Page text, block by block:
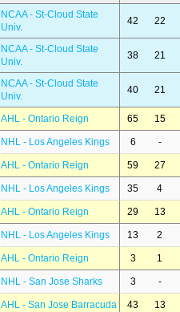
NCAA - St-Cloud State
Univ.
42 22
NCAA - St-Cloud State
Univ.
38 21
NCAA - St-Cloud State
Univ.
40 21
AHL - Ontario Reign 65 15
NHL - Los Angeles Kings 6 -
AHL - Ontario Reign 59 27
NHL - Los Angeles Kings 35 4
AHL - Ontario Reign 29 13
NHL - Los Angeles Kings 13 2
AHL - Ontario Reign 3 1
NHL - San Jose Sharks 3 -
AHL - San Jose Barracuda 43 13